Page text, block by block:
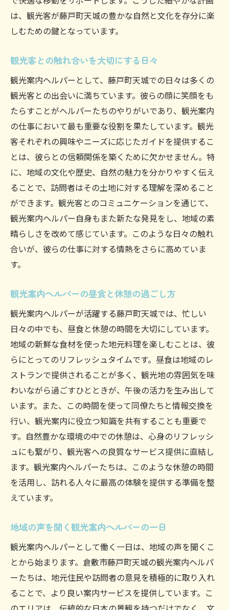
は、観光客が藤戸町天城の豊かな自然と文化を存分に楽
しむための鍵となっています。
観光客との触れ合いを大切にする日々
観光案内ヘルパーとして、藤戸町天城での日々は多くの
観光客との出会いに満ちています。彼らの顔に笑顔をも
たらすことがヘルパーたちのやりがいであり、観光案内
の仕事において最も重要な役割を果たしています。観光
客それぞれの興味やニーズに応じたガイドを提供するこ
とは、彼らとの信頼関係を築くために欠かせません。特
に、地域の文化や歴史、自然の魅力を分かりやすく伝え
ることで、訪問者はその土地に対する理解を深めること
ができます。観光客とのコミュニケーションを通じて、
観光案内ヘルパー自身もまた新たな発見をし、地域の素
晴らしさを改めて感じています。このような日々の触れ
合いが、彼らの仕事に対する情熱をさらに高めていま
す。
観光案内ヘルパーの昼食と休憩の過ごし方
観光案内ヘルパーが活躍する藤戸町天城では、忙しい
日々の中でも、昼食と休憩の時間を大切にしています。
地域の新鮮な食材を使った地元料理を楽しむことは、彼
らにとってのリフレッシュタイムです。昼食は地域のレ
ストランで提供されることが多く、観光地の雰囲気を味
わいながら過ごすひとときが、午後の活力を生み出して
います。また、この時間を使って同僚たちと情報交換を
行い、観光案内に役立つ知識を共有することも重要で
す。自然豊かな環境の中での休憩は、心身のリフレッシ
ュにも繋がり、観光客への良質なサービス提供に直結し
ます。観光案内ヘルパーたちは、このような休憩の時間
を活用し、訪れる人々に最高の体験を提供する準備を整
えています。
地域の声を聞く観光案内ヘルパーの一日
観光案内ヘルパーとして働く一日は、地域の声を聞くこ
とから始まります。倉敷市藤戸町天城の観光案内ヘルパ
ーたちは、地元住民や訪問者の意見を積極的に取り入れ
ることで、より良い案内サービスを提供しています。こ